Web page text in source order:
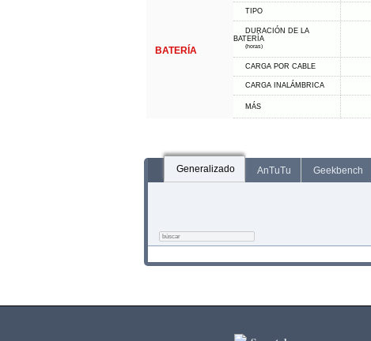
BATERÍA
TIPO
DURACIÓN DE LA
BATERÍA
(horas)
CARGA POR CABLE
CARGA INALÁMBRICA
MÁS
Generalizado AnTuTu Geekbench